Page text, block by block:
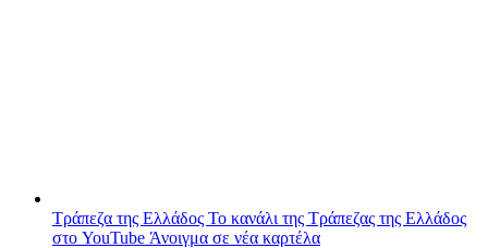
Τράπεζα της Ελλάδος Το κανάλι της Τράπεζας της Ελλάδος
στο YouTube Άνοιγμα σε νέα καρτέλα